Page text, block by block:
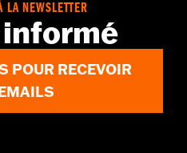
LA NEWSLETTER
informé
POUR RECEVOIR